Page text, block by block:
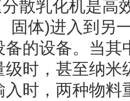
散乳化机是高
固体)进入到另
备的设备。当
级时，甚至纳米
入时，两种物料